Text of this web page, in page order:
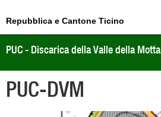
Repubblica e Cantone Ticino
PUC - Discarica della Valle della Motta
PUC-DVM